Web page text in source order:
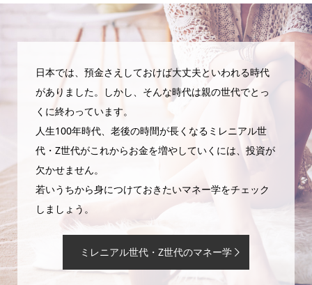
日本では、預金さえしておけば大丈夫といわれる時代
がありました。しかし、そんな時代は親の世代でとっ
くに終わっています。
人生100年時代、老後の時間が長くなるミレニアル世
代・Z世代がこれからお金を増やしていくには、投資が
欠かせません。
若いうちから身につけておきたいマネー学をチェック
しましょう。
ミレニアル世代・Z世代のマネー学